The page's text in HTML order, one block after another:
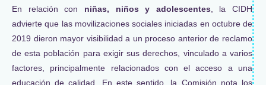
En relación con niñas, niños y adolescentes, la CIDH
advierte que las movilizaciones sociales iniciadas en octubre de
2019 dieron mayor visibilidad a un proceso anterior de reclamo
de esta población para exigir sus derechos, vinculado a varios
factores, principalmente relacionados con el acceso a una
educación de calidad. En este sentido, la Comisión nota los